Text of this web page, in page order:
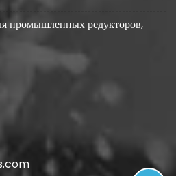
промышленных редукторов,